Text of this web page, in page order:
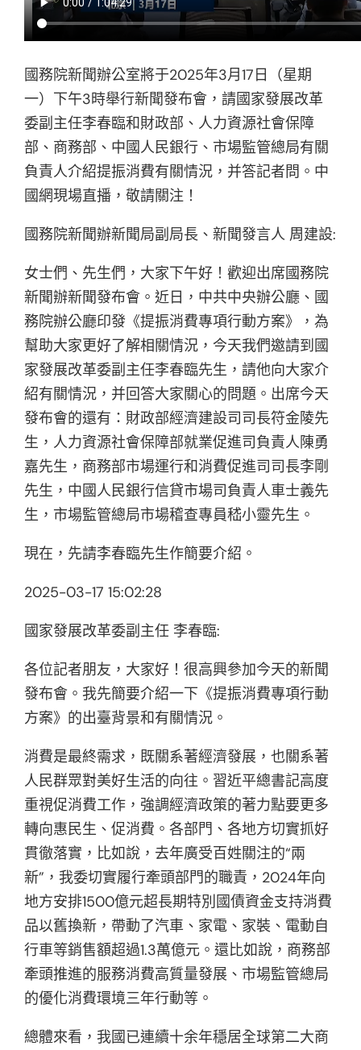
國務院新聞辦公室將于2025年3月17日（星期
一）下午3時舉行新聞發布會，請國家發展改革
委副主任李春臨和財政部、人力資源社會保障
部、商務部、中國人民銀行、市場監管總局有關
負責人介紹提振消費有關情況，并答記者問。中
國網現場直播，敬請關注！
國務院新聞辦新聞局副局長、新聞發言人 周建設:
女士們、先生們，大家下午好！歡迎出席國務院
新聞辦新聞發布會。近日，中共中央辦公廳、國
務院辦公廳印發《提振消費專項行動方案》，為
幫助大家更好了解相關情況，今天我們邀請到國
家發展改革委副主任李春臨先生，請他向大家介
紹有關情況，并回答大家關心的問題。出席今天
發布會的還有：財政部經濟建設司司長符金陵先
生，人力資源社會保障部就業促進司負責人陳勇
嘉先生，商務部市場運行和消費促進司司長李剛
先生，中國人民銀行信貸市場司負責人車士義先
生，市場監管總局市場稽查專員嵇小靈先生。
現在，先請李春臨先生作簡要介紹。
2025-03-17 15:02:28
國家發展改革委副主任 李春臨:
各位記者朋友，大家好！很高興參加今天的新聞
發布會。我先簡要介紹一下《提振消費專項行動
方案》的出臺背景和有關情況。
消費是最終需求，既關系著經濟發展，也關系著
人民群眾對美好生活的向往。習近平總書記高度
重視促消費工作，強調經濟政策的著力點要更多
轉向惠民生、促消費。各部門、各地方切實抓好
貫徹落實，比如說，去年廣受百姓關注的“兩
新”，我委切實履行牽頭部門的職責，2024年向
地方安排1500億元超長期特別國債資金支持消費
品以舊換新，帶動了汽車、家電、家裝、電動自
行車等銷售額超過1.3萬億元。還比如說，商務部
牽頭推進的服務消費高質量發展、市場監管總局
的優化消費環境三年行動等。
總體來看，我國已連續十余年穩居全球第二大商